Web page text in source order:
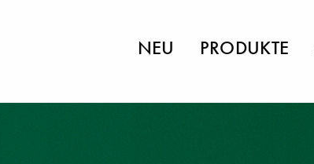
NEU PRODUKTE